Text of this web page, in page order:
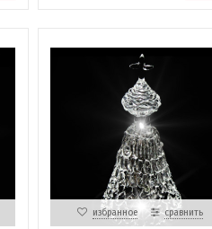
избранное сравнить